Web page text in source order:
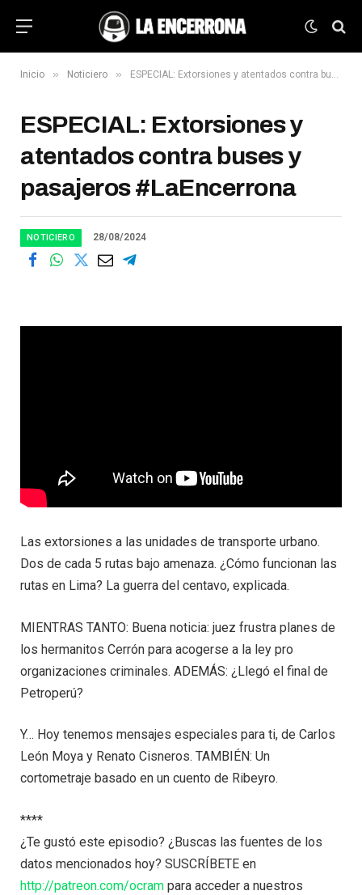
Inicio » Noticiero » ESPECIAL: Extorsiones y atentados contra buses y pasajeros #LaEncerrona
ESPECIAL: Extorsiones y
atentados contra buses y
pasajeros #LaEncerrona
NOTICIERO 28/08/2024
Las extorsiones a las unidades de transporte urbano.
Dos de cada 5 rutas bajo amenaza. ¿Cómo funcionan las
rutas en Lima? La guerra del centavo, explicada.
MIENTRAS TANTO: Buena noticia: juez frustra planes de
los hermanitos Cerrón para acogerse a la ley pro
organizaciones criminales. ADEMÁS: ¿Llegó el final de
Petroperú?
Y… Hoy tenemos mensajes especiales para ti, de Carlos
León Moya y Renato Cisneros. TAMBIÉN: Un
cortometraje basado en un cuento de Ribeyro.
****
¿Te gustó este episodio? ¿Buscas las fuentes de los
datos mencionados hoy? SUSCRÍBETE en
http://patreon.com/ocram para acceder a nuestros